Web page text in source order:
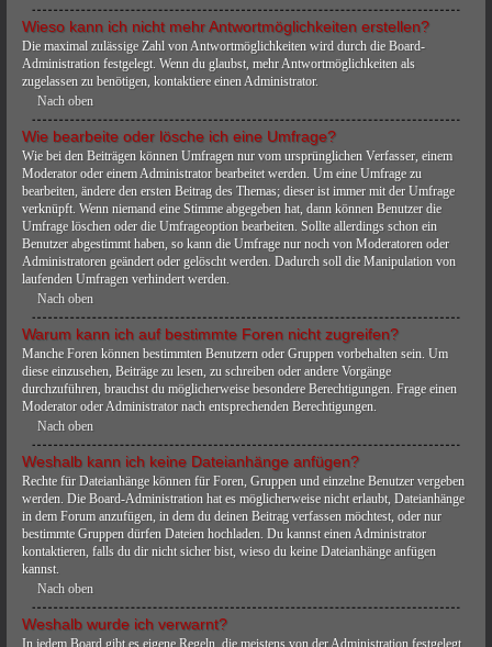
Wieso kann ich nicht mehr Antwortmöglichkeiten erstellen?
Die maximal zulässige Zahl von Antwortmöglichkeiten wird durch die Board-
Administration festgelegt. Wenn du glaubst, mehr Antwortmöglichkeiten als
zugelassen zu benötigen, kontaktiere einen Administrator.
Nach oben
Wie bearbeite oder lösche ich eine Umfrage?
Wie bei den Beiträgen können Umfragen nur vom ursprünglichen Verfasser, einem
Moderator oder einem Administrator bearbeitet werden. Um eine Umfrage zu
bearbeiten, ändere den ersten Beitrag des Themas; dieser ist immer mit der Umfrage
verknüpft. Wenn niemand eine Stimme abgegeben hat, dann können Benutzer die
Umfrage löschen oder die Umfrageoption bearbeiten. Sollte allerdings schon ein
Benutzer abgestimmt haben, so kann die Umfrage nur noch von Moderatoren oder
Administratoren geändert oder gelöscht werden. Dadurch soll die Manipulation von
laufenden Umfragen verhindert werden.
Nach oben
Warum kann ich auf bestimmte Foren nicht zugreifen?
Manche Foren können bestimmten Benutzern oder Gruppen vorbehalten sein. Um
diese einzusehen, Beiträge zu lesen, zu schreiben oder andere Vorgänge
durchzuführen, brauchst du möglicherweise besondere Berechtigungen. Frage einen
Moderator oder Administrator nach entsprechenden Berechtigungen.
Nach oben
Weshalb kann ich keine Dateianhänge anfügen?
Rechte für Dateianhänge können für Foren, Gruppen und einzelne Benutzer vergeben
werden. Die Board-Administration hat es möglicherweise nicht erlaubt, Dateianhänge
in dem Forum anzufügen, in dem du deinen Beitrag verfassen möchtest, oder nur
bestimmte Gruppen dürfen Dateien hochladen. Du kannst einen Administrator
kontaktieren, falls du dir nicht sicher bist, wieso du keine Dateianhänge anfügen
kannst.
Nach oben
Weshalb wurde ich verwarnt?
In jedem Board gibt es eigene Regeln, die meistens von der Administration festgelegt